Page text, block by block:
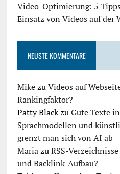
Video-Optimierung: 5
Einsatz von Videos auf der
NEUSTE KOMMENTARE
MikezuVideos auf
Rankingfaktor?
Patty BlackzuGute Texte
Sprachmodellen und
grenzt man sich von AI ab
MariazuRSS-
und Backlink-Aufbau?